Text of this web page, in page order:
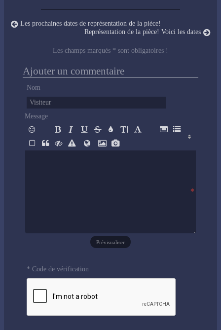
Les prochaines dates de représentation de la pièce!
Représentation de la pièce! Voici les dates
Les champs marqués * sont obligatoires !
Ajouter un commentaire
Nom
Message
Prévisualiser
* Code de vérification